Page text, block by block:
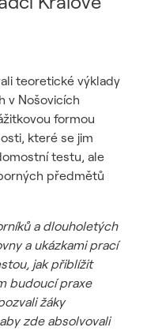
teoretické výklady
v Nošovicích
formou
které se jim
testu, ale
předmětů
a dlouholetých
a ukázkami prací
jak přiblížit
budoucí praxe
žáky
zde absolvovali